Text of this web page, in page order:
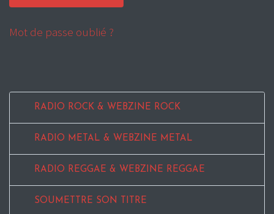
Mot de passe oublié ?
RADIO ROCK & WEBZINE ROCK
RADIO METAL & WEBZINE METAL
RADIO REGGAE & WEBZINE REGGAE
SOUMETTRE SON TITRE